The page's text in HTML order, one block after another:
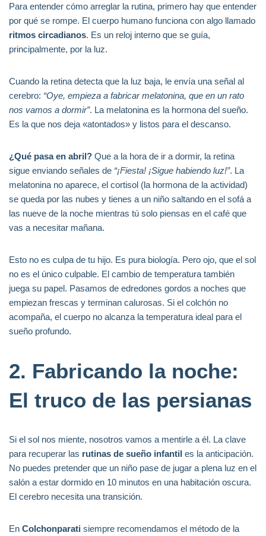
Para entender cómo arreglar la rutina, primero hay que entender
por qué se rompe. El cuerpo humano funciona con algo llamado
ritmos circadianos. Es un reloj interno que se guía,
principalmente, por la luz.
Cuando la retina detecta que la luz baja, le envía una señal al
cerebro: “Oye, empieza a fabricar melatonina, que en un rato
nos vamos a dormir”. La melatonina es la hormona del sueño.
Es la que nos deja «atontados» y listos para el descanso.
¿Qué pasa en abril? Que a la hora de ir a dormir, la retina
sigue enviando señales de “¡Fiesta! ¡Sigue habiendo luz!”. La
melatonina no aparece, el cortisol (la hormona de la actividad)
se queda por las nubes y tienes a un niño saltando en el sofá a
las nueve de la noche mientras tú solo piensas en el café que
vas a necesitar mañana.
Esto no es culpa de tu hijo. Es pura biología. Pero ojo, que el sol
no es el único culpable. El cambio de temperatura también
juega su papel. Pasamos de edredones gordos a noches que
empiezan frescas y terminan calurosas. Si el colchón no
acompaña, el cuerpo no alcanza la temperatura ideal para el
sueño profundo.
2. Fabricando la noche:
El truco de las persianas
Si el sol nos miente, nosotros vamos a mentirle a él. La clave
para recuperar las rutinas de sueño infantil es la anticipación.
No puedes pretender que un niño pase de jugar a plena luz en el
salón a estar dormido en 10 minutos en una habitación oscura.
El cerebro necesita una transición.
En Colchonparati siempre recomendamos el método de la